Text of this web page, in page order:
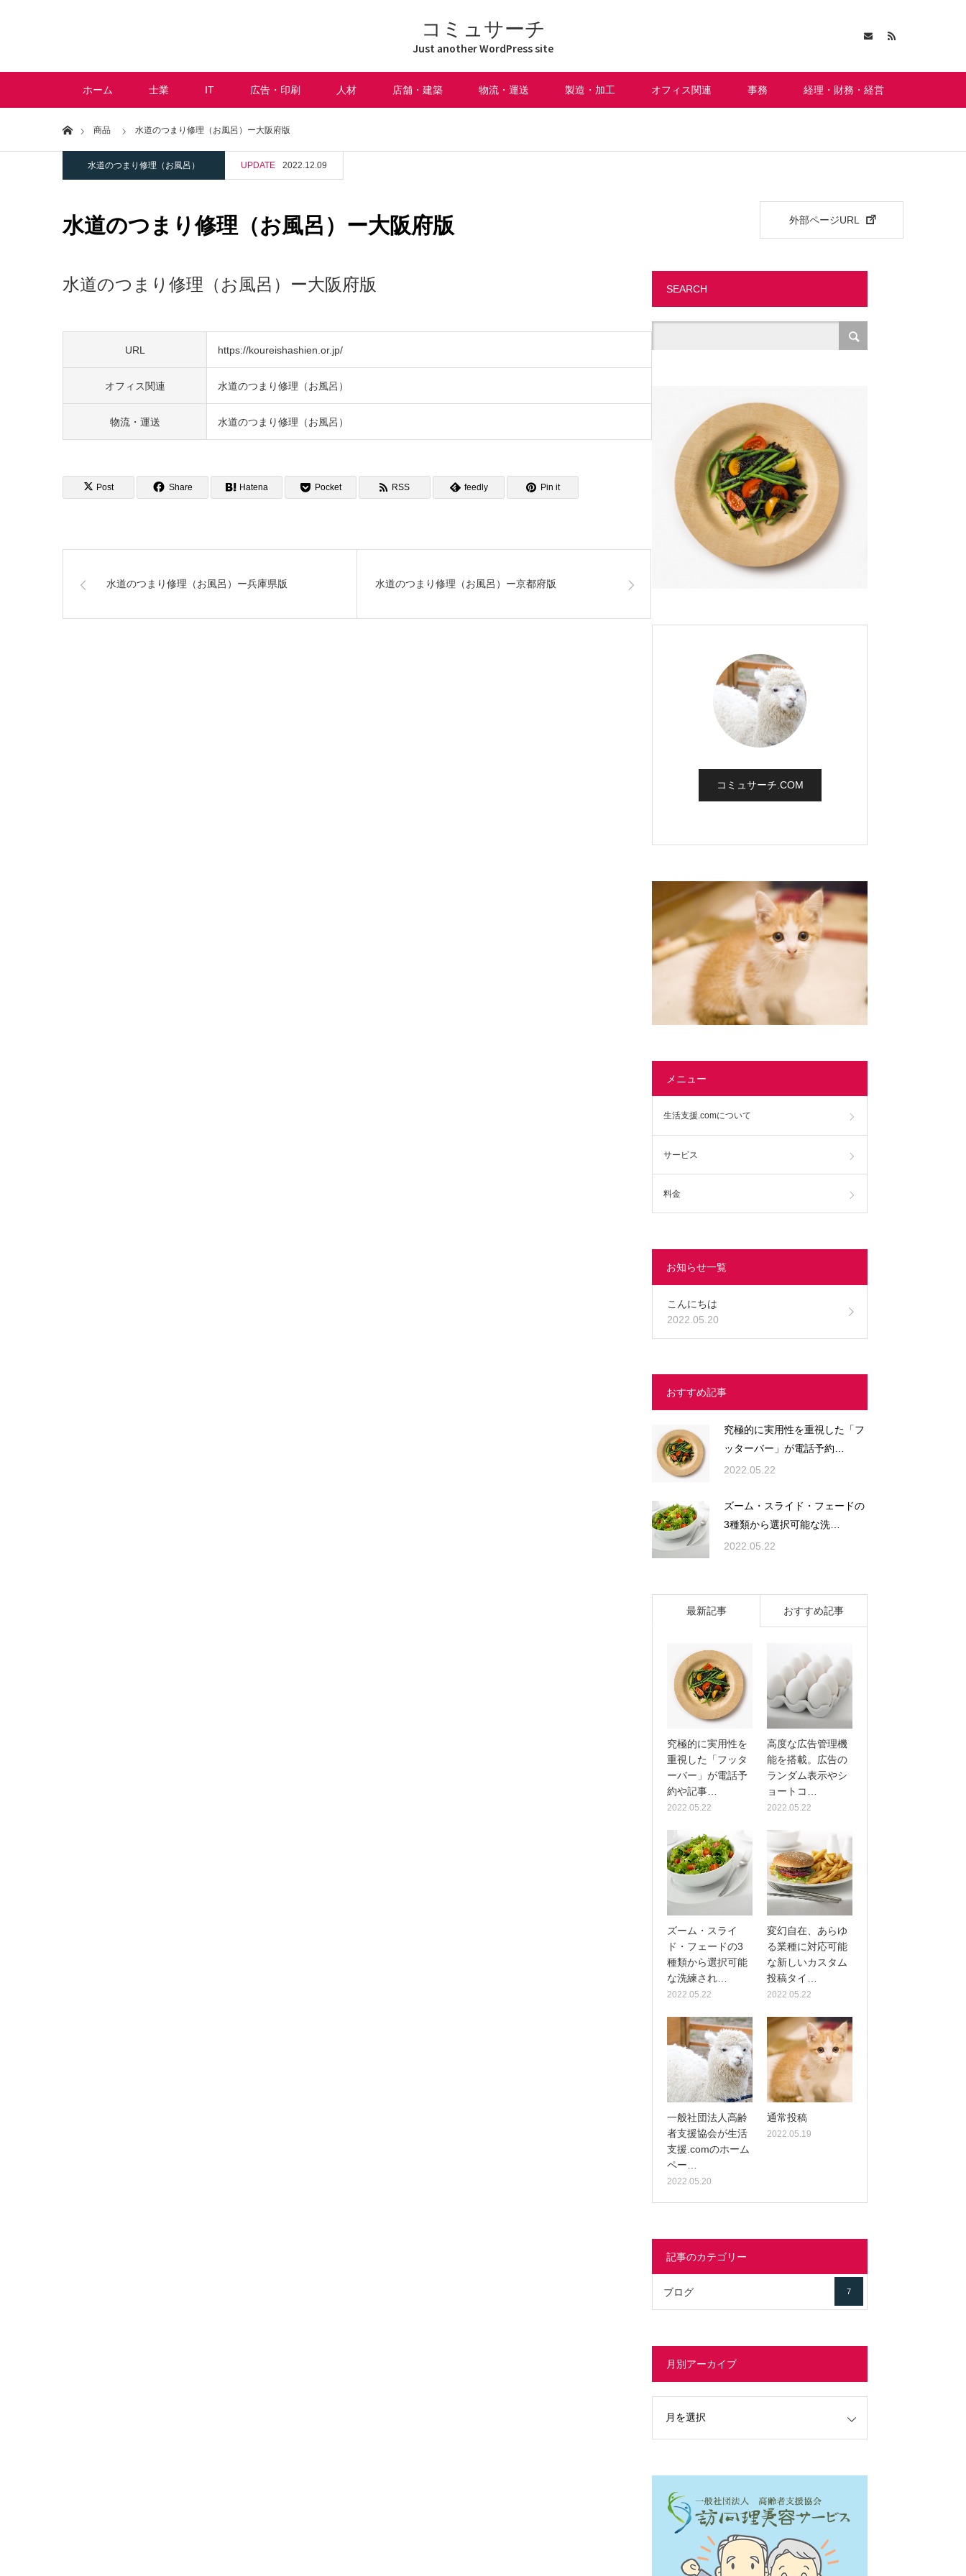
コミュサーチ
Just another WordPress site
ホーム 士業 IT 広告・印刷 人材 店舗・建築 物流・運送 製造・加工 オフィス関連 事務 経理・財務・経営
Home商品 水道のつまり修理（お風呂）ー大阪府版
水道のつまり修理（お風呂） UPDATE 2022.12.09
水道のつまり修理（お風呂）ー大阪府版 外部ページURL
水道のつまり修理（お風呂）ー大阪府版
URL https://koureishashien.or.jp/
オフィス関連 水道のつまり修理（お風呂）
物流・運送 水道のつまり修理（お風呂）
Post Share Hatena Pocket RSS feedly Pin it
水道のつまり修理（お風呂）ー兵庫県版 水道のつまり修理（お風呂）ー京都府版
SEARCH
コミュサーチ.COM
メニュー
生活支援.comについて
サービス
料金
お知らせ一覧
こんにちは
2022.05.20
おすすめ記事
究極的に実用性を重視した「フ
ッターバー」が電話予約…
2022.05.22
ズーム・スライド・フェードの
3種類から選択可能な洗…
2022.05.22
最新記事 おすすめ記事
究極的に実用性を
重視した「フッタ
ーバー」が電話予
約や記事…
2022.05.22
高度な広告管理機
能を搭載。広告の
ランダム表示やシ
ョートコ…
2022.05.22
ズーム・スライ
ド・フェードの3
種類から選択可能
な洗練され…
2022.05.22
変幻自在、あらゆ
る業種に対応可能
な新しいカスタム
投稿タイ…
2022.05.22
一般社団法人高齢
者支援協会が生活
支援.comのホーム
ペー…
2022.05.20
通常投稿
2022.05.19
記事のカテゴリー
ブログ 7
月別アーカイブ